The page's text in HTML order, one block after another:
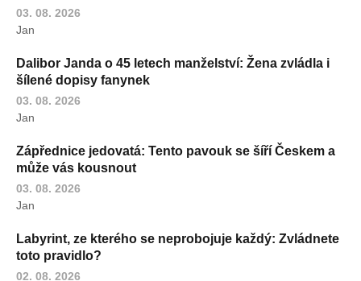
03. 08. 2026
Jan
Dalibor Janda o 45 letech manželství: Žena zvládla i
šílené dopisy fanynek
03. 08. 2026
Jan
Zápřednice jedovatá: Tento pavouk se šíří Českem a
může vás kousnout
03. 08. 2026
Jan
Labyrint, ze kterého se neprobojuje každý: Zvládnete
toto pravidlo?
02. 08. 2026